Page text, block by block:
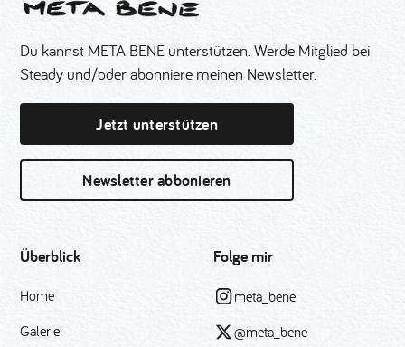
Du kannst META BENE unterstützen. Werde Mitglied bei
Steady und/oder abonniere meinen Newsletter.
Jetzt unterstützen
Newsletter abbonieren
Überblick
Home
Galerie
Folge mir
meta_bene
@meta_bene